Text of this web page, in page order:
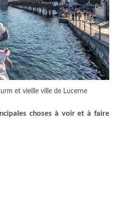
et vieille ville de Lucerne
choses à voir et à faire